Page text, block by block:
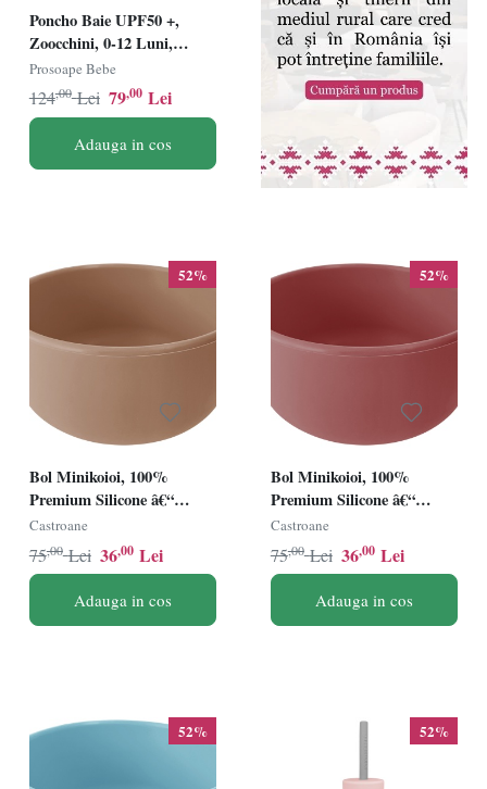
Poncho Baie UPF50 +,
Zoocchini, 0-12 Luni,
Alligator
Prosoape Bebe
79,00 Lei
124,00 Lei
Adauga in cos
52%
Bol Minikoioi, 100%
Premium Silicone â€“
Woody Brown
Castroane
36,00 Lei
75,00 Lei
Adauga in cos
52%
Bol Minikoioi, 100%
Premium Silicone â€“
Velvet Rose
Castroane
36,00 Lei
75,00 Lei
Adauga in cos
52% 52%